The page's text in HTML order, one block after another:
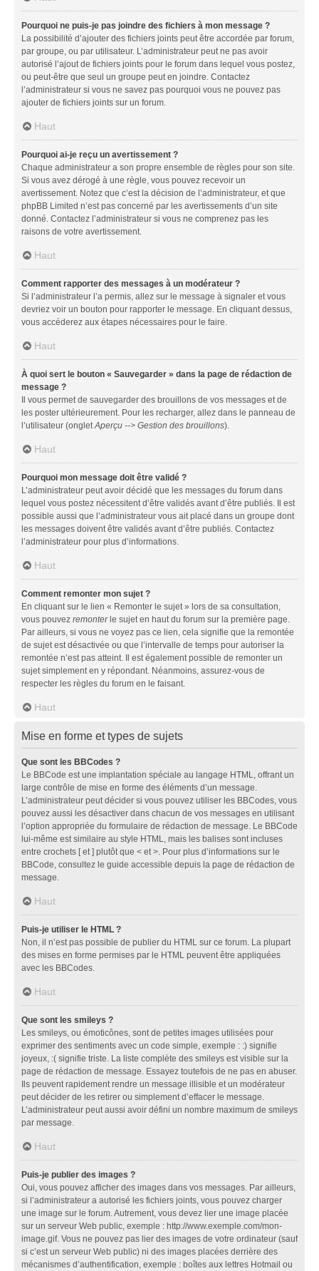
Pourquoi ne puis-je pas joindre des fichiers à mon message ?
La possibilité d’ajouter des fichiers joints peut être accordée par forum,
par groupe, ou par utilisateur. L’administrateur peut ne pas avoir
autorisé l’ajout de fichiers joints pour le forum dans lequel vous postez,
ou peut-être que seul un groupe peut en joindre. Contactez
l’administrateur si vous ne savez pas pourquoi vous ne pouvez pas
ajouter de fichiers joints sur un forum.
Haut
Pourquoi ai-je reçu un avertissement ?
Chaque administrateur a son propre ensemble de règles pour son site.
Si vous avez dérogé à une règle, vous pouvez recevoir un
avertissement. Notez que c’est la décision de l’administrateur, et que
phpBB Limited n’est pas concerné par les avertissements d’un site
donné. Contactez l’administrateur si vous ne comprenez pas les
raisons de votre avertissement.
Haut
Comment rapporter des messages à un modérateur ?
Si l’administrateur l’a permis, allez sur le message à signaler et vous
devriez voir un bouton pour rapporter le message. En cliquant dessus,
vous accéderez aux étapes nécessaires pour le faire.
Haut
À quoi sert le bouton « Sauvegarder » dans la page de rédaction de
message ?
Il vous permet de sauvegarder des brouillons de vos messages et de
les poster ultérieurement. Pour les recharger, allez dans le panneau de
l’utilisateur (ongletAperçu --> Gestion des brouillons).
Haut
Pourquoi mon message doit être validé ?
L’administrateur peut avoir décidé que les messages du forum dans
lequel vous postez nécessitent d’être validés avant d’être publiés. Il est
possible aussi que l’administrateur vous ait placé dans un groupe dont
les messages doivent être validés avant d’être publiés. Contactez
l’administrateur pour plus d’informations.
Haut
Comment remonter mon sujet ?
En cliquant sur le lien « Remonter le sujet » lors de sa consultation,
vous pouvez remonterle sujet en haut du forum sur la première page.
Par ailleurs, si vous ne voyez pas ce lien, cela signifie que la remontée
de sujet est désactivée ou que l’intervalle de temps pour autoriser la
remontée n’est pas atteint. Il est également possible de remonter un
sujet simplement en y répondant. Néanmoins, assurez-vous de
respecter les règles du forum en le faisant.
Haut
Mise en forme et types de sujets
Que sont les BBCodes ?
Le BBCode est une implantation spéciale au langage HTML, offrant un
large contrôle de mise en forme des éléments d’un message.
L’administrateur peut décider si vous pouvez utiliser les BBCodes, vous
pouvez aussi les désactiver dans chacun de vos messages en utilisant
l’option appropriée du formulaire de rédaction de message. Le BBCode
lui-même est similaire au style HTML, mais les balises sont incluses
entre crochets [ et ] plutôt que < et >. Pour plus d’informations sur le
BBCode, consultez le guide accessible depuis la page de rédaction de
message.
Haut
Puis-je utiliser le HTML ?
Non, il n’est pas possible de publier du HTML sur ce forum. La plupart
des mises en forme permises par le HTML peuvent être appliquées
avec les BBCodes.
Haut
Que sont les smileys ?
Les smileys, ou émoticônes, sont de petites images utilisées pour
exprimer des sentiments avec un code simple, exemple : :) signifie
joyeux, :( signifie triste. La liste complète des smileys est visible sur la
page de rédaction de message. Essayez toutefois de ne pas en abuser.
Ils peuvent rapidement rendre un message illisible et un modérateur
peut décider de les retirer ou simplement d’effacer le message.
L’administrateur peut aussi avoir défini un nombre maximum de smileys
par message.
Haut
Puis-je publier des images ?
Oui, vous pouvez afficher des images dans vos messages. Par ailleurs,
si l’administrateur a autorisé les fichiers joints, vous pouvez charger
une image sur le forum. Autrement, vous devez lier une image placée
sur un serveur Web public, exemple : http://www.exemple.com/mon-
image.gif. Vous ne pouvez pas lier des images de votre ordinateur (sauf
si c’est un serveur Web public) ni des images placées derrière des
mécanismes d’authentification, exemple : boîtes aux lettres Hotmail ou